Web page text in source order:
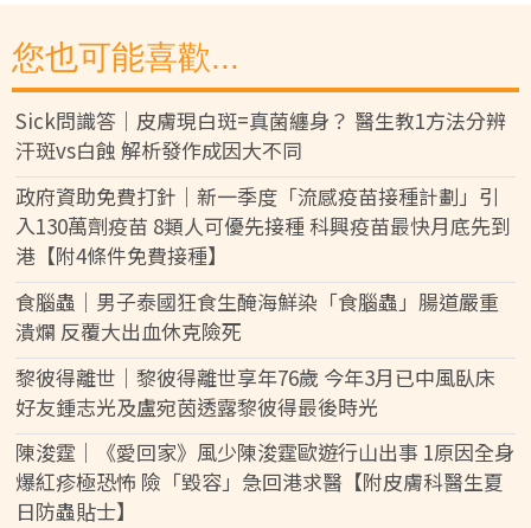
您也可能喜歡...
Sick問識答｜皮膚現白斑=真菌纏身？ 醫生教1方法分辨
汗斑vs白蝕 解析發作成因大不同
政府資助免費打針｜新一季度「流感疫苗接種計劃」引
入130萬劑疫苗 8類人可優先接種 科興疫苗最快月底先到
港【附4條件免費接種】
食腦蟲｜男子泰國狂食生醃海鮮染「食腦蟲」腸道嚴重
潰爛 反覆大出血休克險死
黎彼得離世｜黎彼得離世享年76歲 今年3月已中風臥床
好友鍾志光及盧宛茵透露黎彼得最後時光
陳浚霆｜《愛回家》風少陳浚霆歐遊行山出事 1原因全身
爆紅疹極恐怖 險「毀容」急回港求醫【附皮膚科醫生夏
日防蟲貼士】